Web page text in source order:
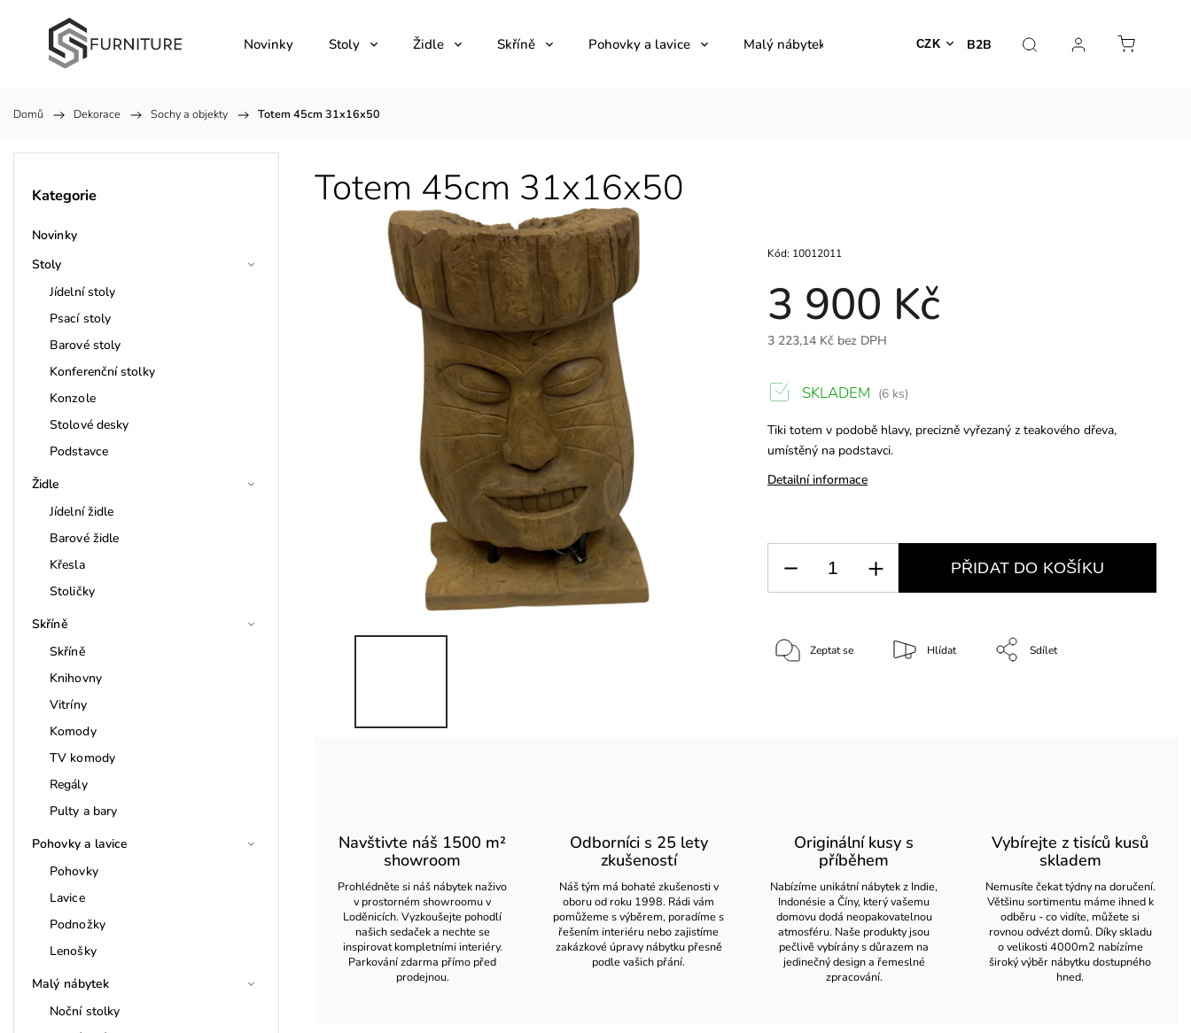
B2B
CZK
Novinky Stoly Židle Skříně Pohovky a lavice Malý nábytek Venkovní nábytek Dekorace
Domů / Dekorace / Sochy a objekty / Totem 45cm 31x16x50
Kategorie
Novinky
Stoly
Jídelní stoly
Psací stoly
Barové stoly
Konferenční stolky
Konzole
Stolové desky
Podstavce
Židle
Jídelní židle
Barové židle
Křesla
Stoličky
Skříně
Skříně
Knihovny
Vitríny
Komody
TV komody
Regály
Pulty a bary
Pohovky a lavice
Pohovky
Lavice
Podnožky
Lenošky
Malý nábytek
Noční stolky
Totem 45cm 31x16x50
3 900 Kč
3 223,14 Kč bez DPH
Kód: 10012011
Tiki totem v podobě hlavy, precizně vyřezaný z teakového dřeva,
umístěný na podstavci.
Detailní informace
SKLADEM (6 ks)
PŘIDAT DO KOŠÍKU
Zeptat se Hlídat Sdílet
Navštivte náš 1500 m²
showroom
Prohlédněte si náš nábytek naživo
v prostorném showroomu v
Loděnicích. Vyzkoušejte pohodlí
našich sedaček a nechte se
inspirovat kompletními interiéry.
Parkování zdarma přímo před
prodejnou.
Odborníci s 25 lety
zkušeností
Náš tým má bohaté zkušenosti v
oboru od roku 1998. Rádi vám
pomůžeme s výběrem, poradíme s
řešením interiéru nebo zajistíme
zakázkové úpravy nábytku přesně
podle vašich přání.
Originální kusy s
příběhem
Nabízíme unikátní nábytek z Indie,
Indonésie a Číny, který vašemu
domovu dodá neopakovatelnou
atmosféru. Naše produkty jsou
pečlivě vybírány s důrazem na
jedinečný design a řemeslné
zpracování.
Vybírejte z tisíců kusů
skladem
Nemusíte čekat týdny na doručení.
Většinu sortimentu máme ihned k
odběru - co vidíte, můžete si
rovnou odvézt domů. Díky skladu
o velikosti 4000m2 nabízíme
široký výběr nábytku dostupného
hned.